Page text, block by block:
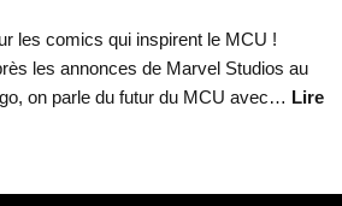
les comics qui inspirent le MCU !
les annonces de Marvel Studios au
on parle du futur du MCU avec… Lire